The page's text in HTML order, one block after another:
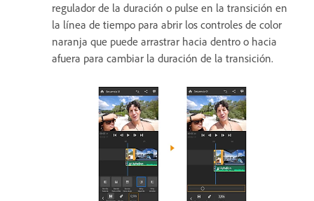
regulador de la duración o pulse en la transición en
la línea de tiempo para abrir los controles de color
naranja que puede arrastrar hacia dentro o hacia
afuera para cambiar la duración de la transición.